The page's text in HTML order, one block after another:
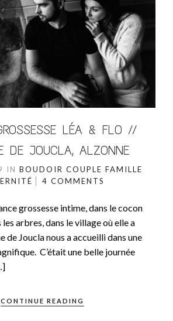
LÉA & FLO //
DE JOUCLA, ALZONNE
IN BOUDOIR COUPLE FAMILLE
4 COMMENTS
grossesse intime, dans le cocon
les arbres, dans le village où elle a
de Joucla nous a accueilli dans une
C’était une belle journée
CONTINUE READING